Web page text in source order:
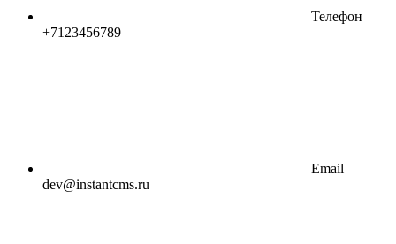
Телефон
+7123456789
Email
dev@instantcms.ru